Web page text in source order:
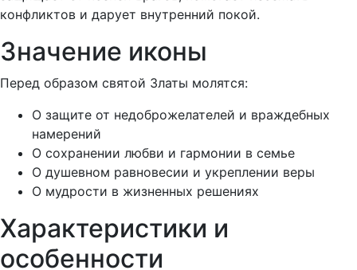
конфликтов и дарует внутренний покой.
Значение иконы
Перед образом святой Златы молятся:
О защите от недоброжелателей и враждебных
намерений
О сохранении любви и гармонии в семье
О душевном равновесии и укреплении веры
О мудрости в жизненных решениях
Характеристики и
особенности